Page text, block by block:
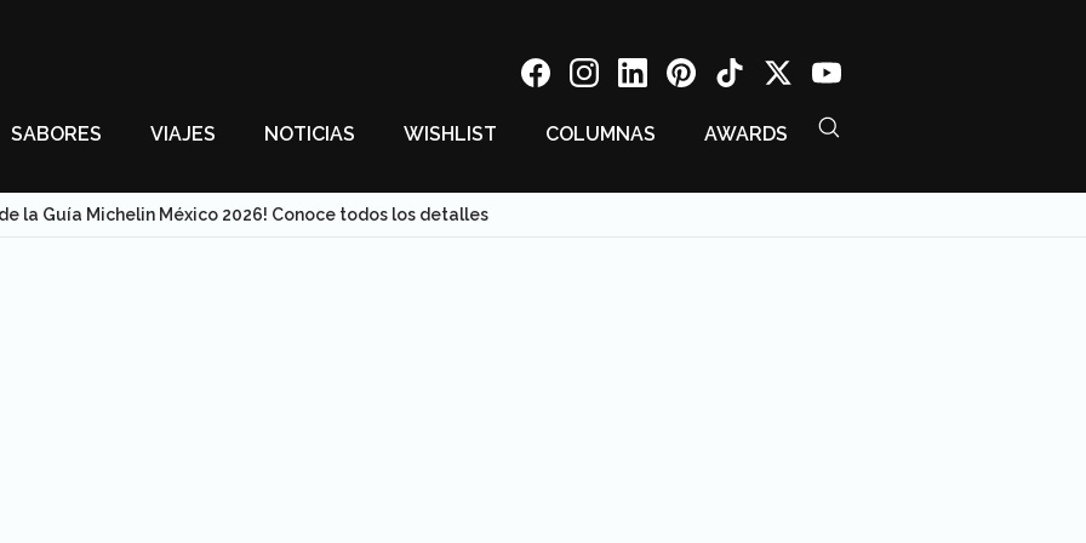
SABORES VIAJES NOTICIAS WISHLIST COLUMNAS AWARDS
la Guía Michelin México 2026! Conoce todos los detalles